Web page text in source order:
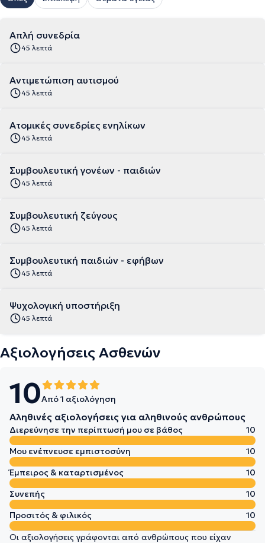
Απλή συνεδρία
45 λεπτά
Αντιμετώπιση αυτισμού
45 λεπτά
Ατομικές συνεδρίες ενηλίκων
45 λεπτά
Συμβουλευτική γονέων - παιδιών
45 λεπτά
Συμβουλευτική ζεύγους
45 λεπτά
Συμβουλευτική παιδιών - εφήβων
45 λεπτά
Ψυχολογική υποστήριξη
45 λεπτά
Αξιολογήσεις Ασθενών
10Από 1 αξιολόγηση
Αληθινές αξιολογήσεις για αληθινούς ανθρώπους
Διερεύνησε την περίπτωσή μου σε βάθος
10
Μου ενέπνευσε εμπιστοσύνη
10
Έμπειρος & καταρτισμένος
10
Συνεπής
10
Προσιτός & φιλικός
10
Οι αξιολογήσεις γράφονται από ανθρώπους που είχαν